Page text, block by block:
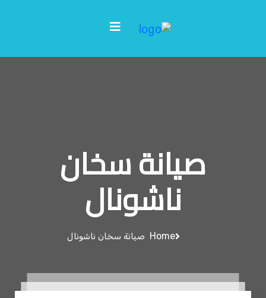
صيانة سخان
ناشونال
Home صيانة سخان ناشونال